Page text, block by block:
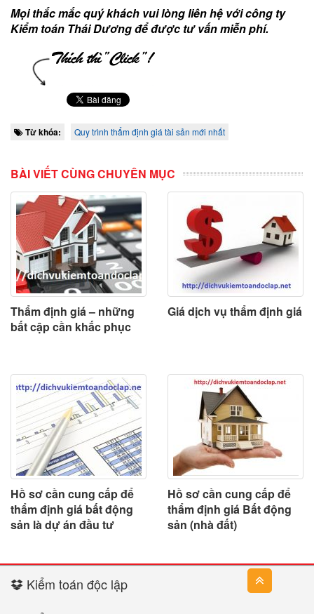
Mọi thắc mắc quý khách vui lòng liên hệ với công ty
Kiểm toán Thái Dương để được tư vấn miễn phí.
Từ khóa: Quy trình thẩm định giá tài sản mới nhất
BÀI VIẾT CÙNG CHUYÊN MỤC
Thẩm định giá – những
bất cập cần khắc phục
Giá dịch vụ thẩm định giá
Hồ sơ cần cung cấp để
thẩm định giá bất động
sản là dự án đầu tư
Hồ sơ cần cung cấp để
thẩm định giá Bất động
sản (nhà đất)
Kiểm toán độc lập